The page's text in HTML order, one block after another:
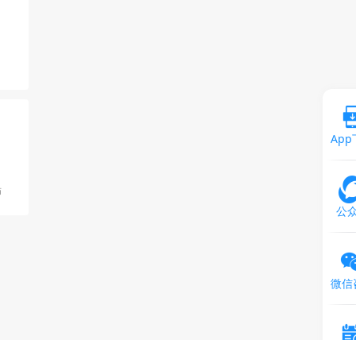
App
公
微信